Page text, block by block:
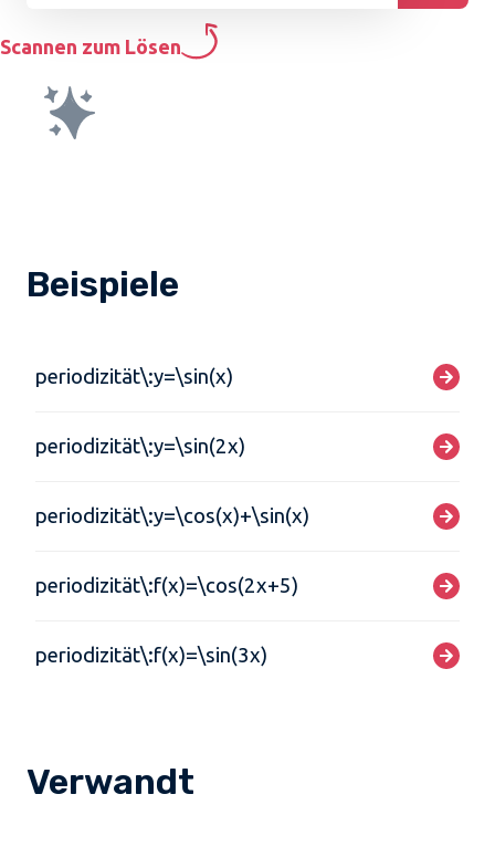
Scannen zum Lösen
Beispiele
periodizität\:y=\sin(x)
periodizität\:y=\sin(2x)
periodizität\:y=\cos(x)+\sin(x)
periodizität\:f(x)=\cos(2x+5)
periodizität\:f(x)=\sin(3x)
Verwandt